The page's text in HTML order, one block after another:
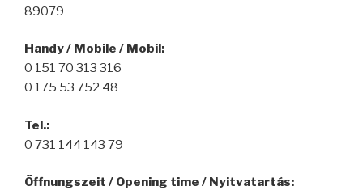
89079
Handy / Mobile / Mobil:
0 151 70 313 316
0 175 53 752 48
Tel.:
0 731 144 143 79
Öffnungszeit / Opening time / Nyitvatartás: